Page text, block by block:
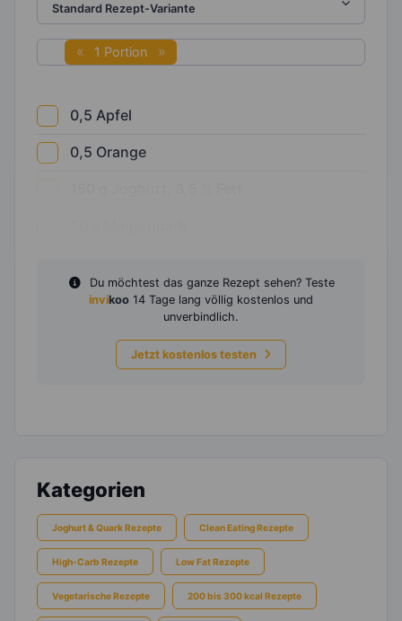
1 Portion
0,5 Apfel
0,5 Orange
Du möchtest das ganze Rezept sehen? Teste
invikoo 14 Tage lang völlig kostenlos und
unverbindlich.
Jetzt kostenlos testen
Kategorien
Joghurt & Quark Rezepte Clean Eating Rezepte
High-Carb Rezepte Low Fat Rezepte
Vegetarische Rezepte 200 bis 300 kcal Rezepte